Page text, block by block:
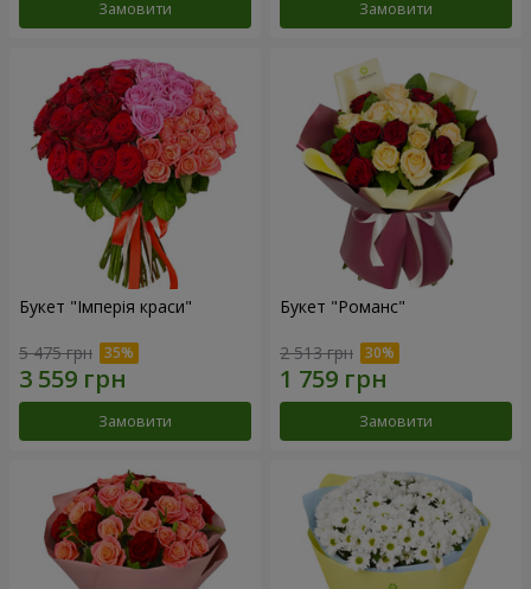
Замовити Замовити
Букет "Імперія краси"
5 475 грн
Замовити
Букет "Романс"
2 513 грн
Замовити